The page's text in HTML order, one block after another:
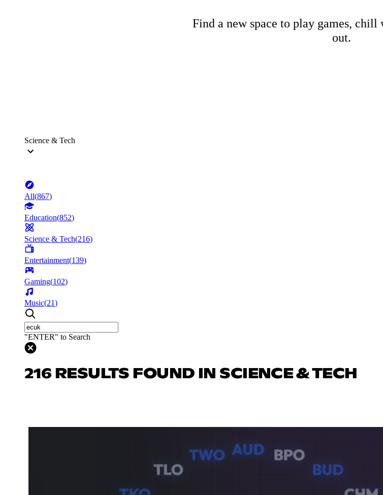
Find a new space to play games, chill
out.
Science & Tech
All(867)
Education(852)
Science & Tech(216)
Entertainment(139)
Gaming(102)
Music(21)
"ENTER" to Search
216 RESULTS FOUND IN SCIENCE & TECH